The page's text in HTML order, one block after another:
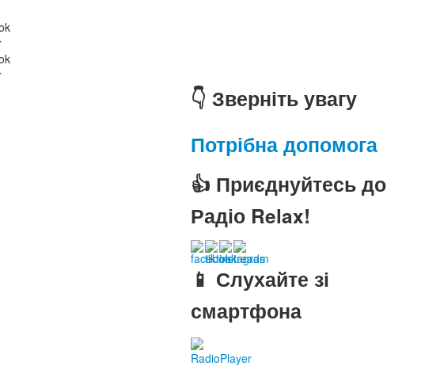
👇 Зверніть увагу
Потрібна допомога
👍 Приєднуйтесь до
Радіо Relax!
📱 Слухайте зі
смартфона
RadioPlayer